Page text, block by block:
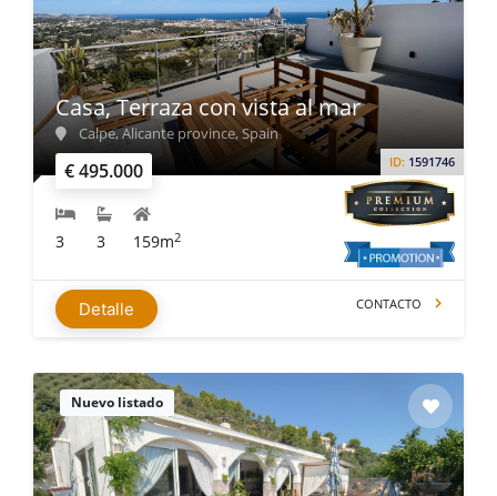
€ 495.000 ID: 1591746
Casa, Terraza con vista al mar
Calpe, Alicante province, Spain
3 3 159m2
Detalle CONTACTO
Nuevo listado